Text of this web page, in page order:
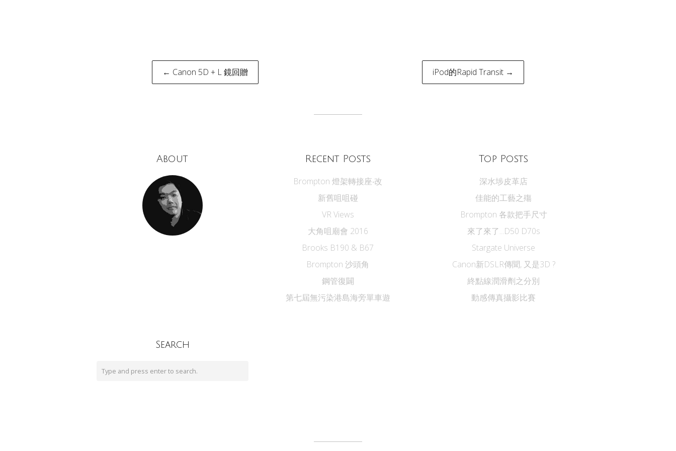
Post
← Canon 5D + L 鏡回贈 iPod的Rapid Transit →
About Recent Posts
Brompton 燈架轉接座‧改
新舊咀咀碰
VR Views
大角咀廟會 2016
Brooks B190 & B67
Brompton 沙頭角
鋼管復闢
第七屆無污染港島海旁單車遊
Top Posts
深水埗皮革店
佳能的工藝之殤
Brompton 各款把手尺寸
來了來了...D50 D70s
Stargate Universe
Canon新DSLR傳聞, 又是3D ?
終點線潤滑劑之分別
動感傳真攝影比賽
Search